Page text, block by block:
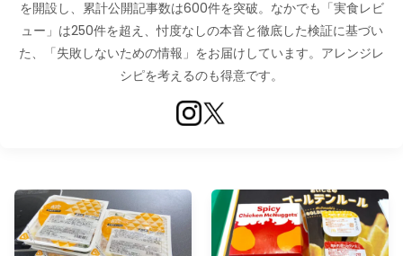
を開設し、累計公開記事数は600件を突破。なかでも「実食レビ
ュー」は250件を超え、忖度なしの本音と徹底した検証に基づい
た、「失敗しないための情報」をお届けしています。アレンジレ
シピを考えるのも得意です。